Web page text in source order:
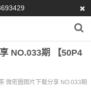
NO.033期 【50P4
微密圈图片下载分享 NO.033期